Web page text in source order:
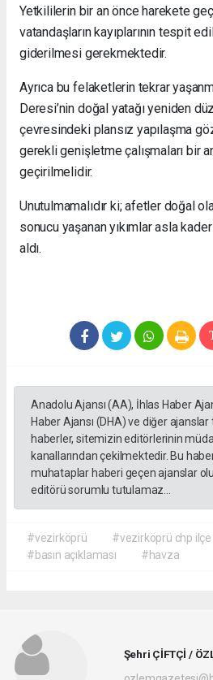
Yetkililerin bir an önce harekete
vatandaşların kayıplarının tespit
giderilmesi gerekmektedir.
Ayrıca bu felaketlerin tekrar
Deresi’nin doğal yatağı yeniden
çevresindeki plansız yapılaşma
gerekli genişletme çalışmaları bir
geçirilmelidir.
Unutulmamalıdır ki; afetler doğal
sonucu yaşanan yıkımlar asla
aldı.
Anadolu Ajansı (AA), İhlas Haber
Haber Ajansı (DHA) ve diğer
haberler, sitemizin editörlerinin
kanallarından çekilmektedir. Bu
muhataplar haberi geçen ajanslar
editörü sorumlu tutulamaz...
#vezirköprü
#vezirköprü chp ilçe
#basın açıklaması
#havza
Şehri ÇİFTÇİ /